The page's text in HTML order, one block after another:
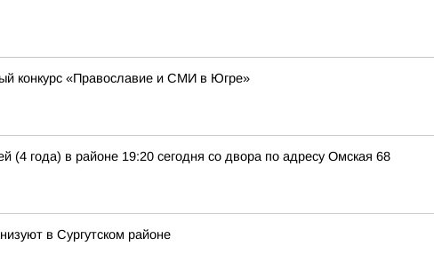
конкурс «Православие и СМИ в Югре»
(4 года) в районе 19:20 сегодня со двора по адресу Омская 68
в Сургутском районе